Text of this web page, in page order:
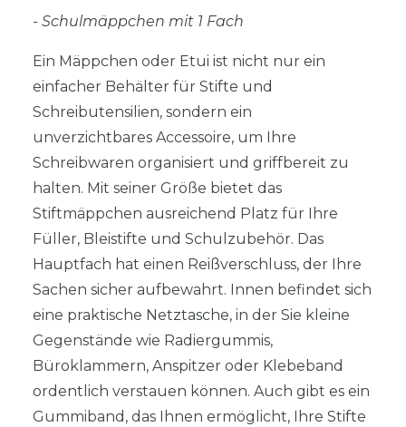
- Schulmäppchen mit 1 Fach
Ein Mäppchen oder Etui ist nicht nur ein
einfacher Behälter für Stifte und
Schreibutensilien, sondern ein
unverzichtbares Accessoire, um Ihre
Schreibwaren organisiert und griffbereit zu
halten. Mit seiner Größe bietet das
Stiftmäppchen ausreichend Platz für Ihre
Füller, Bleistifte und Schulzubehör. Das
Hauptfach hat einen Reißverschluss, der Ihre
Sachen sicher aufbewahrt. Innen befindet sich
eine praktische Netztasche, in der Sie kleine
Gegenstände wie Radiergummis,
Büroklammern, Anspitzer oder Klebeband
ordentlich verstauen können. Auch gibt es ein
Gummiband, das Ihnen ermöglicht, Ihre Stifte